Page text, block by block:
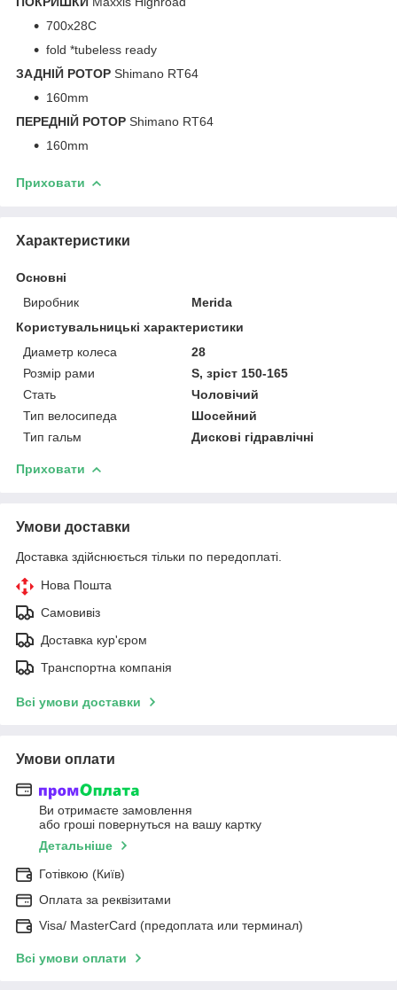
700x28C
fold *tubeless ready
ЗАДНІЙ РОТОР Shimano RT64
160mm
ПЕРЕДНІЙ РОТОР Shimano RT64
160mm
Приховати
Характеристики
Основні
Виробник
Merida
Користувальницькі характеристики
Диаметр колеса
28
Розмір рами
S, зріст 150-165
Стать
Чоловічий
Тип велосипеда
Шосейний
Тип гальм
Дискові гідравлічні
Приховати
Умови доставки
Доставка здійснюється тільки по передоплаті.
Нова Пошта
Самовивіз
Доставка кур'єром
Транспортна компанія
Всі умови доставки
Умови оплати
Ви отримаєте замовлення
або гроші повернуться на вашу картку
Детальніше
Готівкою (Київ)
Оплата за реквізитами
Visa/ MasterCard (предоплата или терминал)
Всі умови оплати